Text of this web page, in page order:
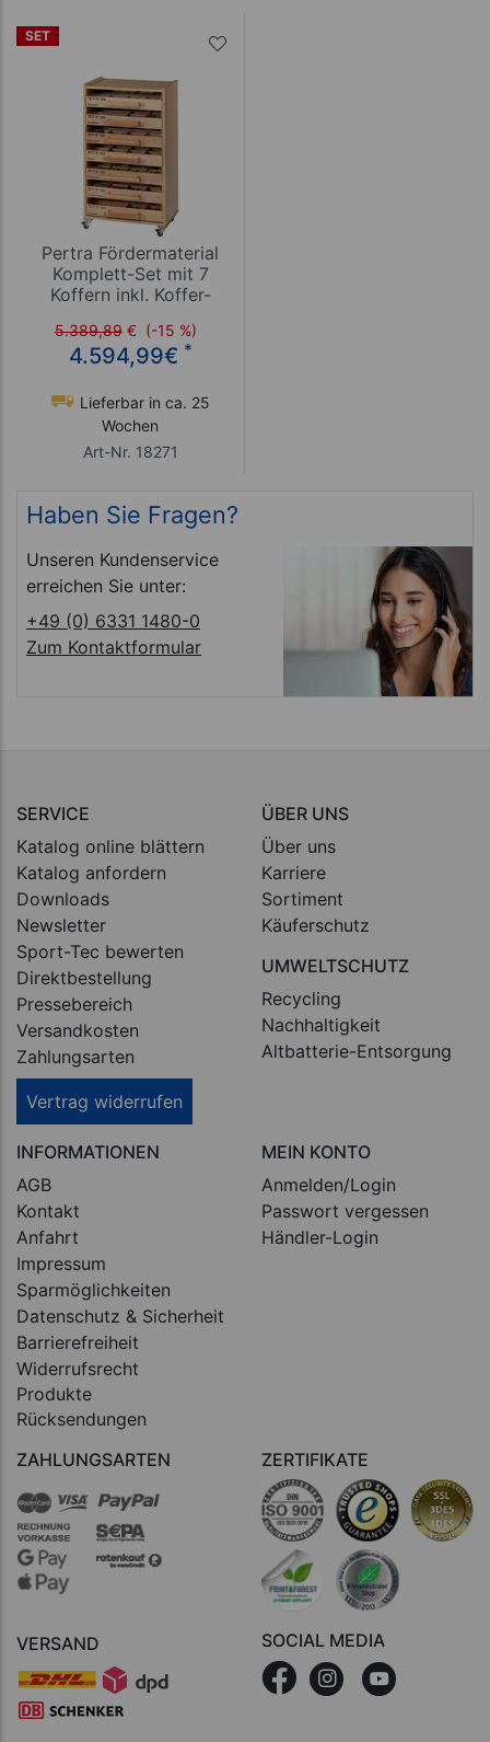
SET
Pertra Fördermaterial
Komplett-Set mit 7
Koffern inkl. Koffer-
5.389,89 € (-15 %)
4.594,99€ *
Lieferbar in ca. 25
Wochen
Art-Nr. 18271
Haben Sie Fragen?
Unseren Kundenservice
erreichen Sie unter:
+49 (0) 6331 1480-0
Zum Kontaktformular
SERVICE
Katalog online blättern
Katalog anfordern
Downloads
Newsletter
Sport-Tec bewerten
Direktbestellung
Pressebereich
Versandkosten
Zahlungsarten
Vertrag widerrufen
ÜBER UNS
Über uns
Karriere
Sortiment
Käuferschutz
UMWELTSCHUTZ
Recycling
Nachhaltigkeit
Altbatterie-Entsorgung
INFORMATIONEN
AGB
Kontakt
Anfahrt
Impressum
Sparmöglichkeiten
Datenschutz & Sicherheit
Barrierefreiheit
Widerrufsrecht
Produkte
Rücksendungen
MEIN KONTO
Anmelden/Login
Passwort vergessen
Händler-Login
ZAHLUNGSARTEN
VERSAND
ZERTIFIKATE
SOCIAL MEDIA